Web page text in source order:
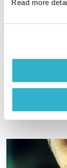
Read more
שלכם